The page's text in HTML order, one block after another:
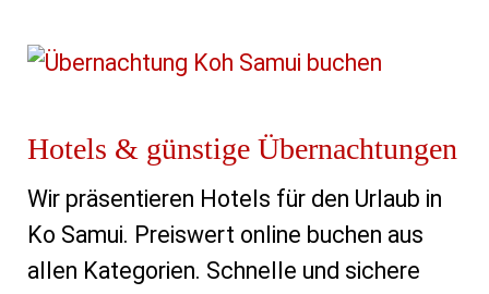
Hotels & günstige Übernachtungen
Wir präsentieren Hotels für den Urlaub in
Ko Samui. Preiswert online buchen aus
allen Kategorien. Schnelle und sichere